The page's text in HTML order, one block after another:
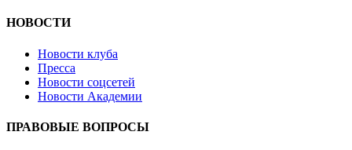
НОВОСТИ
Новости клуба
Пресса
Новости соцсетей
Новости Академии
ПРАВОВЫЕ ВОПРОСЫ